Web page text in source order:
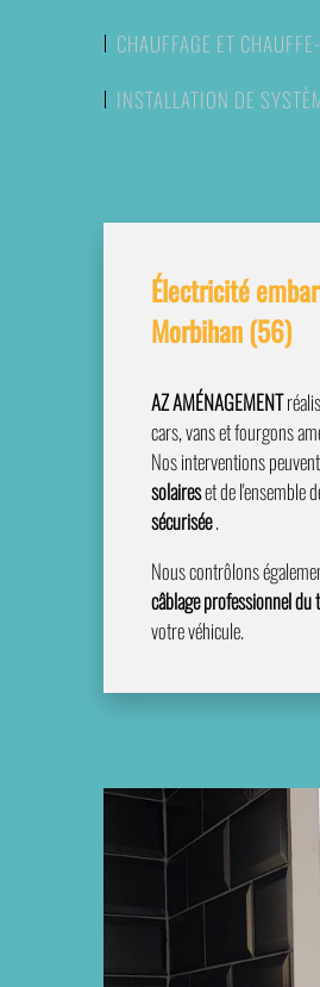
CHAUFFAGE ET
INSTALLATION DE
Électricité
Morbihan (56)
AZ AMÉNAGEMENT
cars, vans et fourgons
Nos interventions
solaireset de l'ensemble
sécurisée.
Nous contrôlons
câblage professionnel du
votre véhicule.